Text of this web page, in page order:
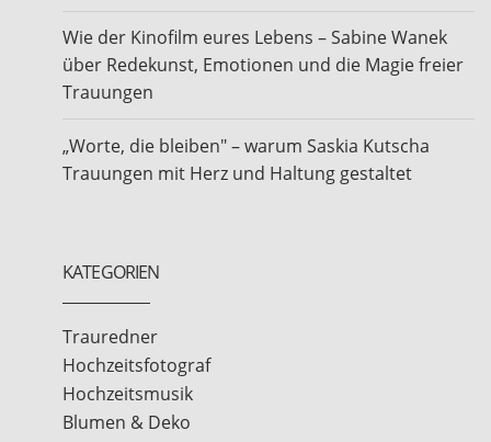
Wie der Kinofilm eures Lebens – Sabine Wanek
über Redekunst, Emotionen und die Magie freier
Trauungen
„Worte, die bleiben" – warum Saskia Kutscha
Trauungen mit Herz und Haltung gestaltet
KATEGORIEN
Trauredner
Hochzeitsfotograf
Hochzeitsmusik
Blumen & Deko